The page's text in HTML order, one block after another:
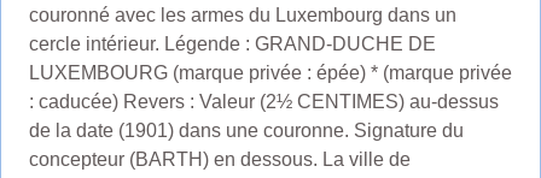
couronné avec les armes du Luxembourg dans un
cercle intérieur. Légende : GRAND-DUCHE DE
LUXEMBOURG (marque privée : épée) * (marque privée
: caducée) Revers : Valeur (2½ CENTIMES) au-dessus
de la date (1901) dans une couronne. Signature du
concepteur (BARTH) en dessous. La ville de